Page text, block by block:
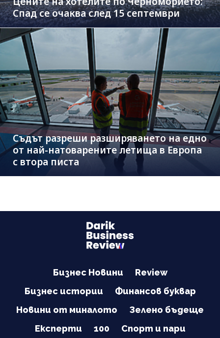
Спад се очаква след 15 септември
Съдът разреши разширяването на едно
от най-натоварените летища в Европа
с втора писта
Бизнес Новини
Review
Бизнес истории
Финансов буквар
Новини от миналото
Зелено бъдеще
Експерти
100 Спорт и пари